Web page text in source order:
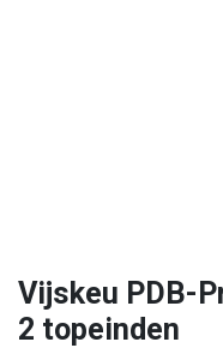
Vijskeu PDB-
2 topeinden